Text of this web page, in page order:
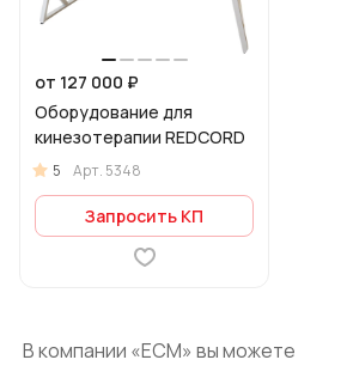
от 127 000 ₽
Оборудование для
кинезотерапии REDCORD
5 Арт. 5348
Запросить КП
В компании «ЕСМ» вы можете